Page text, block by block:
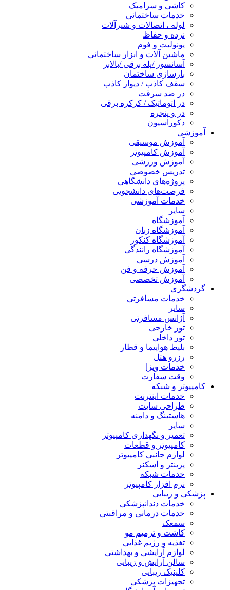
کاشی و سرامیک
خدمات ساختمانی
لوله ، اتصالات و شیرآلات
نرده و حفاظ
یونولیت و فوم
ماشین آلات و ابزار ساختمانی
آسانسور /پله برقی /بالابر
بازسازی ساختمان
سقف کاذب / دیوار کاذب
در ضد سرقت
در اتوماتیک / کرکره برقی
در و پنجره
دکوراسیون
آموزشی
آموزش موسیقی
آموزش کامپیوتر
آموزش ورزشی
تدریس خصوصی
پروژه‌های دانشگاهی
فرصت‌های دانشجویی
خدمات آموزشی
سایر
آموزشگاه
آموزشگاه زبان
آموزشگاه کنکور
آموزشگاه رانندگی
آموزش درسی
آموزش حرفه و فن
آموزش تخصصی
گردشگری
خدمات مسافرتی
سایر
آژانس مسافرتی
تور خارجی
تور داخلی
بلیط هواپیما و قطار
رزرو هتل
خدمات ویزا
وقت سفارت
کامپیوتر و شبکه
خدمات اینترنت
طراحی سایت
هاستینگ و دامنه
سایر
تعمیر و نگهداری کامپیوتر
کامپیوتر و قطعات
لوازم جانبی کامپیوتر
پرینتر و اسکنر
خدمات شبکه
نرم افزار کامپیوتر
پزشکی و زیبایی
خدمات دندانپزشکی
خدمات درمانی و مراقبتی
سمعک
کاشت و ترمیم مو
تغذیه و رژیم غذایی
لوازم آرایشی و بهداشتی
سالن آرایش و زیبایی
کلینیک زیبایی
تجهیزات پزشکی